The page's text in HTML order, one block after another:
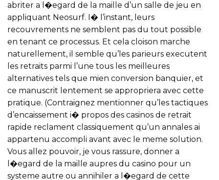
abriter a l�egard de la maille d’un salle de jeu en
appliquant Neosurf. I� l’instant, leurs
recouvrements ne semblent pas du tout possible
en tenant ce processus. Et cela cloison marche
naturellement, il semble qu’les parieurs executent
les retraits parmi l’une tous les meilleures
alternatives tels que mien conversion banquier, et
ce manuscrit lentement se appropriera avec cette
pratique. (Contraignez mentionner qu’les tactiques
d’encaissement i� propos des casinos de retrait
rapide reclament classiquement qu’un annales ai
appartenu accompli avant avec le meme solution.
Vous allez pouvoir, je vous rassure, donner a
l�egard de la maille aupres du casino pour un
systeme autre ou annihiler a l�egard de cette